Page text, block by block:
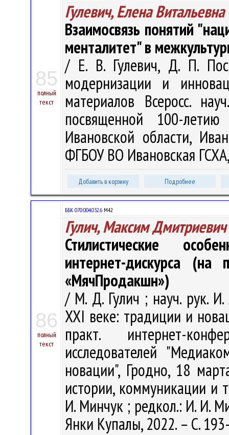
85
полный
текст
Гулевич, Елена Витальевна
Взаимосвязь понятий
менталитет" в
/ Е. В. Гулевич, Д. П.
модернизации и
материалов Всеросс.
посвященной 100-
Ивановской области,
ФГБОУ ВО Ивановская
Добавить в корзину Подробнее
86
полный
текст
ББК 070:004.032.6 М42
Гулич, Максим Дмитриевич
Стилистические
интернет-дискурса (на
«МячПродакшн»)
/ М. Д. Гулич ; науч. рук.
XXI веке: традиции и
практ. интернет-
исследователей
новации", Гродно, 18
истории, коммуникации и
И. Минчук ; редкол.: И. И.
Янки Купалы, 2022. – С.